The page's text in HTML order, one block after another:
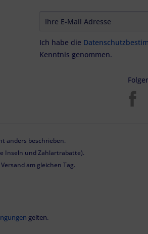
Ich habe die
Kenntnis genommen.
anders beschrieben.
Inseln und Zahlartrabatte).
am gleichen Tag.
gelten.